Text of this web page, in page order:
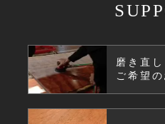
磨き直
ご希望